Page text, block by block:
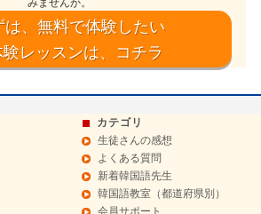
、無料で体験したい
レッスンは、コチラ
カテゴリ
生徒さんの感想
よくある質問
新着韓国語先生
韓国語教室（都道府県別）
会員サポート